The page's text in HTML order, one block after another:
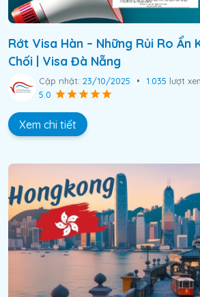
Rớt Visa Hàn – Những Rủi Ro Ẩn
Chối | Visa Đà Nẵng
Cập nhật: 23/10/2025 • 1.035 lượt
5.0
Xem chi tiết